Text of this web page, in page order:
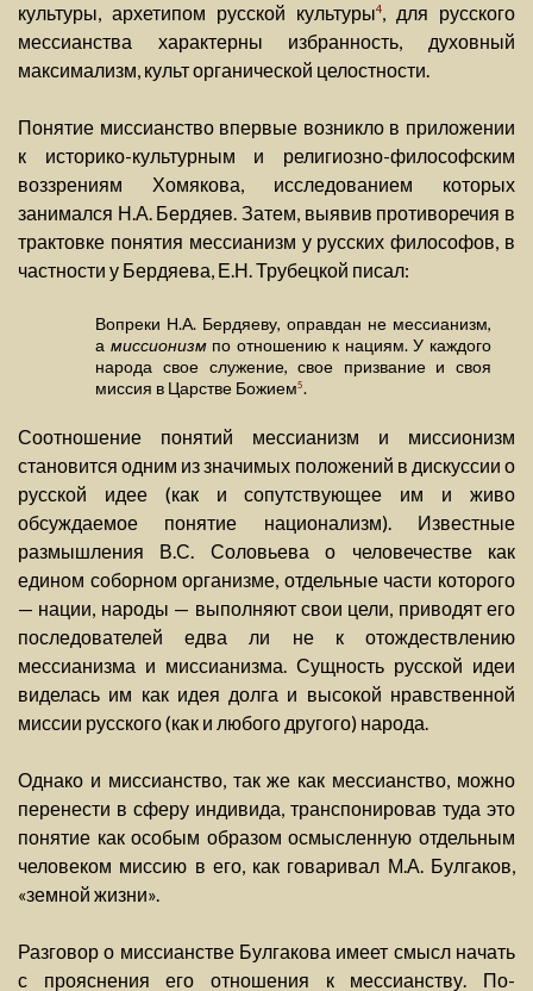
культуры, архетипом русской культуры4, для русского
мессианства характерны избранность, духовный
максимализм, культ органической целостности.
Понятие миссианство впервые возникло в приложении
к историко-культурным и религиозно-философским
воззрениям Хомякова, исследованием которых
занимался Н.А. Бердяев. Затем, выявив противоречия в
трактовке понятия мессианизм у русских философов, в
частности у Бердяева, Е.Н. Трубецкой писал:
Вопреки Н.А. Бердяеву, оправдан не мессианизм,
а миссионизмпо отношению к нациям. У каждого
народа свое служение, свое призвание и своя
миссия в Царстве Божием5.
Соотношение понятий мессианизм и миссионизм
становится одним из значимых положений в дискуссии о
русской идее (как и сопутствующее им и живо
обсуждаемое понятие национализм). Известные
размышления В.С. Соловьева о человечестве как
едином соборном организме, отдельные части которого
— нации, народы — выполняют свои цели, приводят его
последователей едва ли не к отождествлению
мессианизма и миссианизма. Сущность русской идеи
виделась им как идея долга и высокой нравственной
миссии русского (как и любого другого) народа.
Однако и миссианство, так же как мессианство, можно
перенести в сферу индивида, транспонировав туда это
понятие как особым образом осмысленную отдельным
человеком миссию в его, как говаривал М.А. Булгаков,
«земной жизни».
Разговор о миссианстве Булгакова имеет смысл начать
с прояснения его отношения к мессианству. По-